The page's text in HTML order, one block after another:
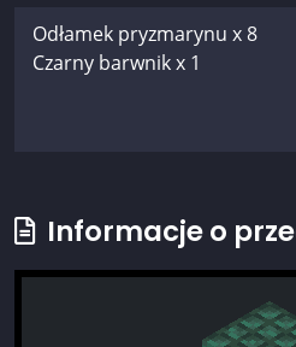
Informacje o